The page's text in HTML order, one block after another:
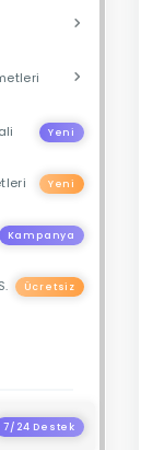
Yeni
Yeni
Kampanya
Ücretsiz
7/24 Destek